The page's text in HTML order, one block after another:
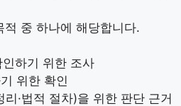
중 하나에 해당합니다.
하기 위한 조사
위한 확인
·법적 절차)을 위한 판단 근거